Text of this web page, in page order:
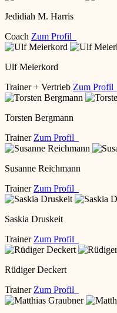
Jedidiah M. Harris
Coach Zum Profil
Ulf Meierkord
Trainer + Vertrieb Zum Profil
Torsten Bergmann
Trainer Zum Profil
Susanne Reichmann
Trainer Zum Profil
Saskia Druskeit
Trainer Zum Profil
Rüdiger Deckert
Trainer Zum Profil